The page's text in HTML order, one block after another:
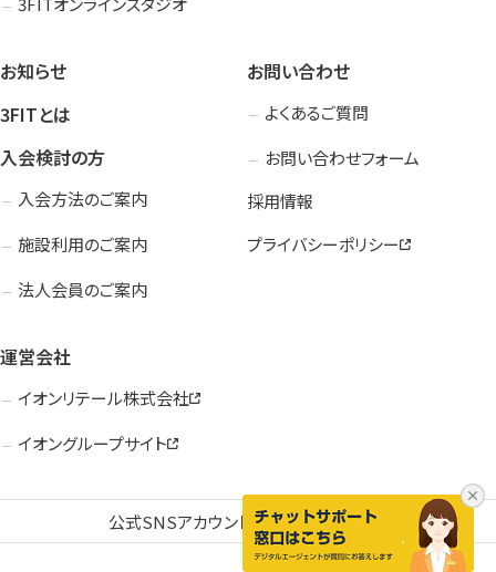
お知らせ
3FITとは
入会検討の方
入会方法のご案内
施設利用のご案内
法人会員のご案内
お問い合わせ
よくあるご質問
お問い合わせフォーム
採用情報
プライバシーポリシー
運営会社
イオンリテール株式会社
イオングループサイト
公式SNSアカウント